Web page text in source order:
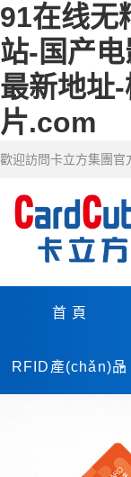
91在线无
站-国产
最新地址
片.com
歡迎訪問卡立方集團官
首 頁
RFID產(chǎn)品